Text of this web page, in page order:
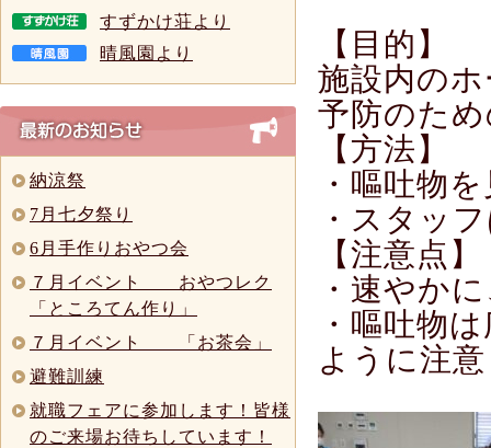
すずかけ荘より
晴風園より
納涼祭
7月七夕祭り
6月手作りおやつ会
７月イベント おやつレク
「ところてん作り」
７月イベント 「お茶会」
避難訓練
就職フェアに参加します！皆様
のご来場お待ちしています！
【目的】
施設内の
予防のた
【方法】
・嘔吐物
・スタッ
【注意点】
・速やか
・嘔吐物
ように注